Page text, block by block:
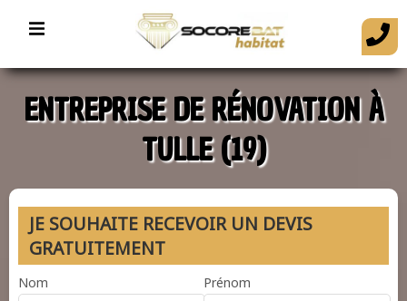
ENTREPRISE DE RÉNOVATION À
TULLE (19)
JE SOUHAITE RECEVOIR UN DEVIS
GRATUITEMENT
Nom Prénom